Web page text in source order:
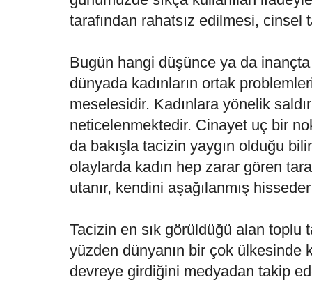
tarafından rahatsız edilmesi, cinsel
Bugün hangi düşünce ya da
dünyada kadınların ortak
meselesidir. Kadınlara yönelik
neticelenmektedir. Cinayet uç bir
da bakışla tacizin yaygın olduğu
olaylarda kadın hep zarar gören
utanır, kendini aşağılanmış
Tacizin en sık görüldüğü alan toplu
yüzden dünyanın bir çok ülkesinde
devreye girdiğini medyadan takip